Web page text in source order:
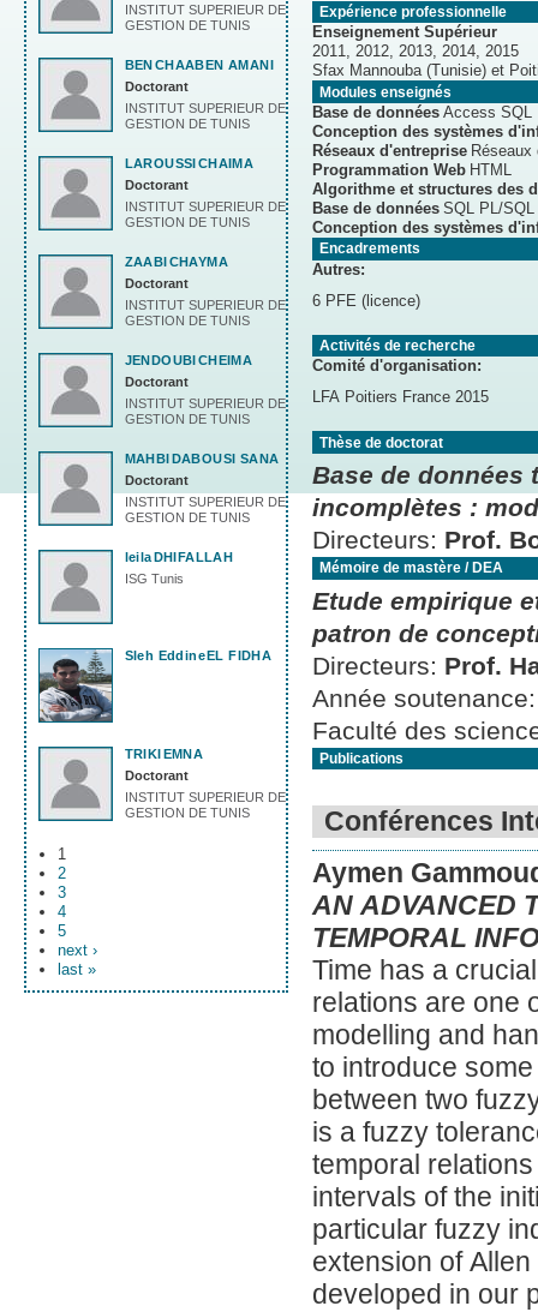
Expérience professionnelle
Enseignement Supérieur
2011, 2012, 2013, 2014, 2015
Sfax Mannouba (Tunisie) et
Modules enseignés
Base de données Access SQL
Conception des systèmes
Réseaux d'entreprise Réseaux
Programmation Web HTML
Algorithme et structures des
Base de données SQL PL/SQL
Conception des systèmes
Encadrements
Autres:
6 PFE (licence)
Activités de recherche
Comité d'organisation:
LFA Poitiers France 2015
Thèse de doctorat
Base de données
incomplètes :
Directeurs: Prof.
Mémoire de mastère / DEA
Etude empirique
patron de
Directeurs: Prof.
Année
Faculté des
Publications
Conférences
Aymen
AN ADVANCED
TEMPORAL
Time has a
relations are one
modelling and
to introduce
between two
is a fuzzy
temporal
intervals of the
particular fuzzy
extension of
developed in our
INSTITUT SUPERIEUR DE
GESTION DE TUNIS
BENCHAABEN AMANI
Doctorant
INSTITUT SUPERIEUR DE
GESTION DE TUNIS
LAROUSSICHAIMA
Doctorant
INSTITUT SUPERIEUR DE
GESTION DE TUNIS
ZAABICHAYMA
Doctorant
INSTITUT SUPERIEUR DE
GESTION DE TUNIS
JENDOUBICHEIMA
Doctorant
INSTITUT SUPERIEUR DE
GESTION DE TUNIS
MAHBIDABOUSI SANA
Doctorant
INSTITUT SUPERIEUR DE
GESTION DE TUNIS
leilaDHIFALLAH
ISG Tunis
Sleh EddineEL FIDHA
TRIKIEMNA
Doctorant
INSTITUT SUPERIEUR DE
GESTION DE TUNIS
1
2
3
4
5
next ›
last »